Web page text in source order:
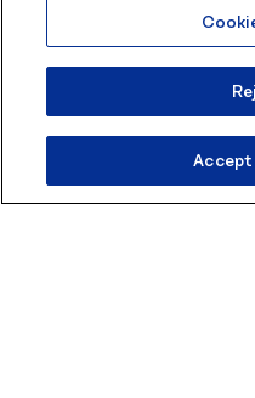
Instagram, Facebook y
presencia activa en
pasa tiempo, con un
4Crea programas
¿Sabías que tus clientes
recomendar nuevos